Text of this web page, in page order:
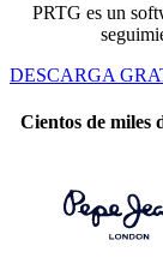
PRTG es un
DESCARGA
Cientos de miles